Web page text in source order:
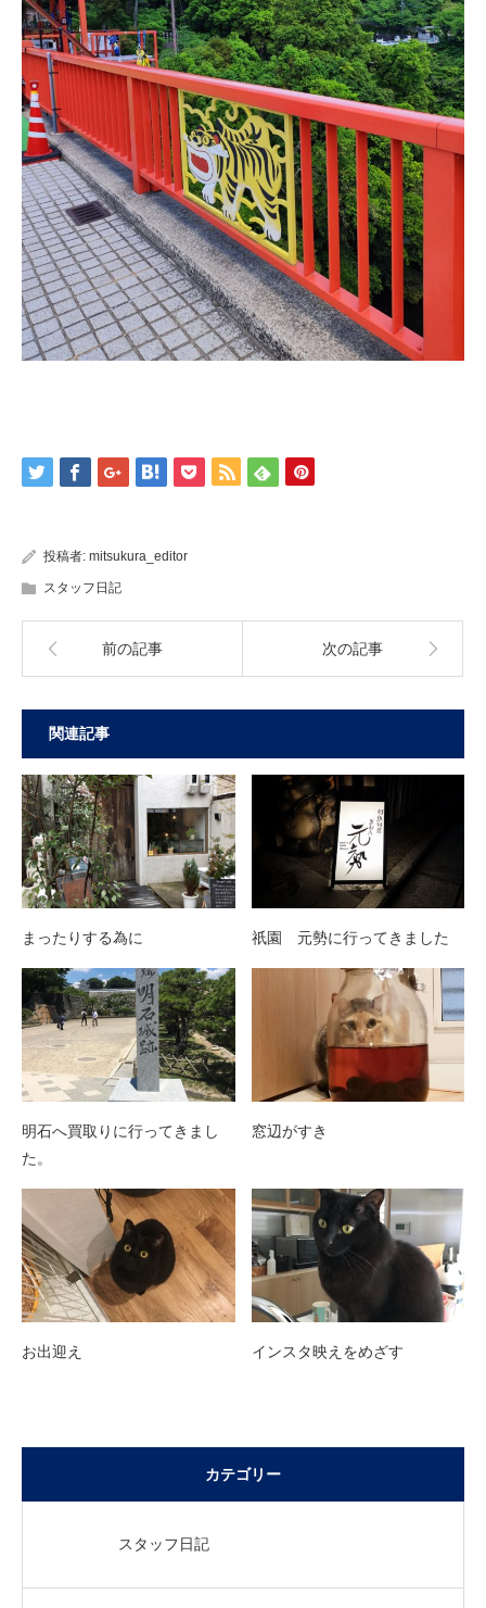
投稿者: mitsukura_editor
スタッフ日記
前の記事 次の記事
関連記事
まったりする為に 祇園 元勢に行ってきました
明石へ買取りに行ってきまし
た。
窓辺がすき
お出迎え インスタ映えをめざす
カテゴリー
スタッフ日記